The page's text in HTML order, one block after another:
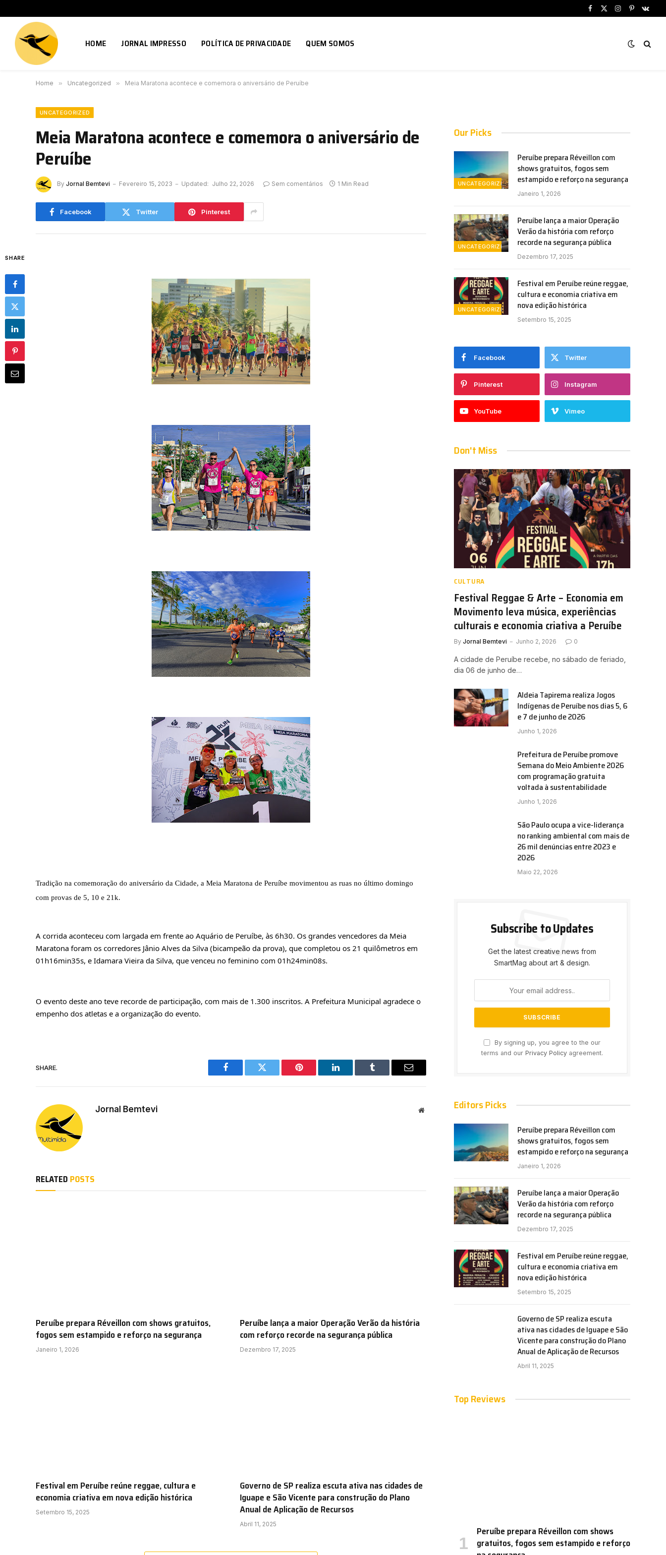
Facebook
X
Instagram
Pinterest
HOME JORNAL IMPRESSO POLÍTICA DE PRIVACIDADE QUEM SOMOS
Home » Uncategorized » Meia Maratona acontece e comemora o aniversário de Peruíbe
UNCATEGORIZED
Meia Maratona acontece e comemora o aniversário de
Peruíbe
By Jornal Bemtevi Fevereiro 15, 2023 Updated: Julho 22, 2026 Sem comentários 1 Min Read
Facebook Twitter Pinterest
SHARE
Tradição na comemoração do aniversário da Cidade, a Meia Maratona de Peruíbe movimentou as ruas no último domingo
com provas de 5, 10 e 21k.
A corrida aconteceu com largada em frente ao Aquário de Peruíbe, às 6h30. Os grandes vencedores da Meia
Maratona foram os corredores Jânio Alves da Silva (bicampeão da prova), que completou os 21 quilômetros em
01h16min35s, e Idamara Vieira da Silva, que venceu no feminino com 01h24min08s.
O evento deste ano teve recorde de participação, com mais de 1.300 inscritos. A Prefeitura Municipal agradece o
empenho dos atletas e a organização do evento.
SHARE.
Facebook Twitter Pinterest LinkedIn Tumblr Email
Jornal Bemtevi Website
RELATED POSTS
Peruíbe prepara Réveillon com shows gratuitos,
fogos sem estampido e reforço na segurança
Janeiro 1, 2026
Peruíbe lança a maior Operação Verão da história
com reforço recorde na segurança pública
Dezembro 17, 2025
Festival em Peruíbe reúne reggae, cultura e
economia criativa em nova edição histórica
Setembro 15, 2025
Governo de SP realiza escuta ativa nas cidades de
Iguape e São Vicente para construção do Plano
Anual de Aplicação de Recursos
Abril 11, 2025
Our Picks
UNCATEGORIZED
Peruíbe prepara Réveillon com
shows gratuitos, fogos sem
estampido e reforço na segurança
Janeiro 1, 2026
UNCATEGORIZED
Peruíbe lança a maior Operação
Verão da história com reforço
recorde na segurança pública
Dezembro 17, 2025
UNCATEGORIZED
Festival em Peruíbe reúne reggae,
cultura e economia criativa em
nova edição histórica
Setembro 15, 2025
Facebook Twitter
Pinterest Instagram
YouTube Vimeo
Don't Miss
CULTURA
Festival Reggae & Arte – Economia em
Movimento leva música, experiências
culturais e economia criativa a Peruíbe
By Jornal Bemtevi Junho 2, 2026 0
A cidade de Peruíbe recebe, no sábado de feriado,
dia 06 de junho de…
Aldeia Tapirema realiza Jogos
Indígenas de Peruíbe nos dias 5, 6
e 7 de junho de 2026
Junho 1, 2026
Prefeitura de Peruíbe promove
Semana do Meio Ambiente 2026
com programação gratuita
voltada à sustentabilidade
Junho 1, 2026
São Paulo ocupa a vice-liderança
no ranking ambiental com mais de
26 mil denúncias entre 2023 e
2026
Maio 22, 2026
Subscribe to Updates
Get the latest creative news from
SmartMag about art & design.
By signing up, you agree to the our
terms and our Privacy Policy agreement.
Editors Picks
Peruíbe prepara Réveillon com
shows gratuitos, fogos sem
estampido e reforço na segurança
Janeiro 1, 2026
Peruíbe lança a maior Operação
Verão da história com reforço
recorde na segurança pública
Dezembro 17, 2025
Festival em Peruíbe reúne reggae,
cultura e economia criativa em
nova edição histórica
Setembro 15, 2025
Governo de SP realiza escuta
ativa nas cidades de Iguape e São
Vicente para construção do Plano
Anual de Aplicação de Recursos
Abril 11, 2025
Top Reviews
Peruíbe prepara Réveillon com shows
gratuitos, fogos sem estampido e reforço